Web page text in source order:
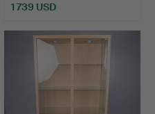
1 739 USD